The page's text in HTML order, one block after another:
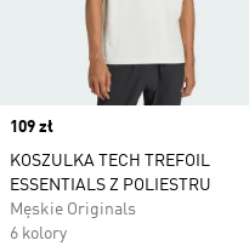
Price
109 zł
KOSZULKA TECH TREFOIL
ESSENTIALS Z POLIESTRU
Męskie Originals
6 kolory